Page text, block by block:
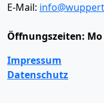
E-Mail:
Öffnungszeiten: Mo
Impressum
Datenschutz